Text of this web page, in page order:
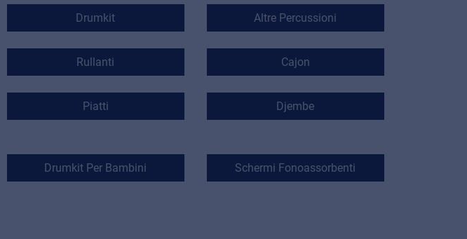
Drumkit Altre Percussioni
Rullanti Cajon
Piatti Djembe
Drumkit Per Bambini Schermi Fonoassorbenti